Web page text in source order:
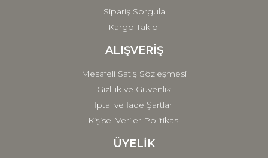
Gönder
Sipariş Sorgula
Kargo Takibi
ALIŞVERİŞ
Mesafeli Satış Sözleşmesi
Gizlilik ve Güvenlik
İptal ve İade Şartları
Kişisel Veriler Politikası
ÜYELİK